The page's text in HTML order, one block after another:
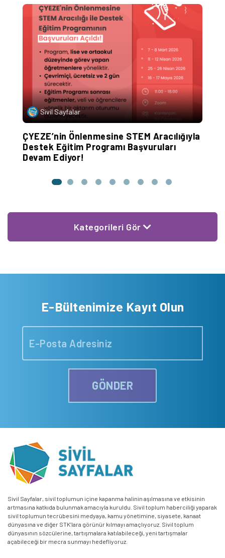
Sivil Sayfalar
ÇYEZE’nin Önlenmesine STEM Aracılığıyla
Destek Eğitim Programı Başvuruları
Devam Ediyor!
Kategorileri Gör
E-Bültenimize Kayıt Olun
GÖNDER
Sivil Sayfalar, sivil toplumun içine kapanma halinin aşılmasına ve etkisinin
artmasına katkıda bulunmak amacıyla kuruldu. Sivil toplum haberciliği yaparak
sivil toplumun tecrübesini medyaya, kamu yönetimine, siyasete, kanaat
dünyasına ve diğer STK’lara görünür kılmayı amaçlıyoruz. Sivil toplum
dünyasının sözcülerine, tartışmalara katılabileceği, yeni tartışmalar
açabileceği bir mecra sunmayı hedefliyoruz.